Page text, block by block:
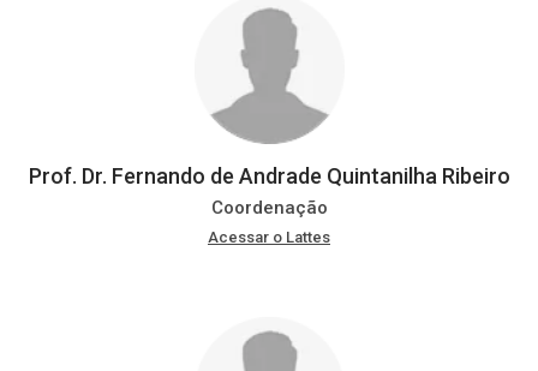
Prof. Dr. Fernando de Andrade Quintanilha Ribeiro
Coordenação
Acessar o Lattes